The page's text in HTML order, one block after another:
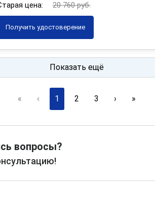
цена:
20 760 руб.
Получить удостоверение
Показать ещё
« ‹ 1 2 3 › »
вопросы?